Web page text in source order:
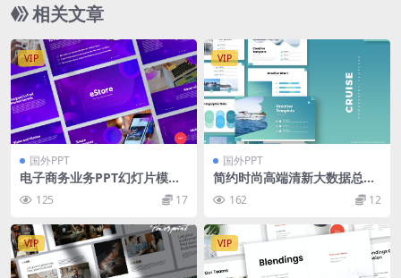
相关文章
VIP
国外PPT
电子商务业务PPT幻灯片模板
下载 E-commerce PowerPoi
nt Presentation Template
125 17
VIP
国外PPT
简约时尚高端清新大数据总结
报告powerpoint幻灯片演示
模板（pptx）
162 12
VIP VIP